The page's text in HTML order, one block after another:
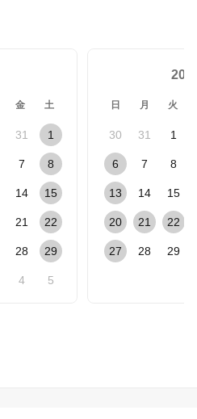
金 土
31 1
7 8
14 15
21 22
28 29
4 5
日 月 火
30 31 1
6 7 8
13 14 15
20 21 22
27 28 29